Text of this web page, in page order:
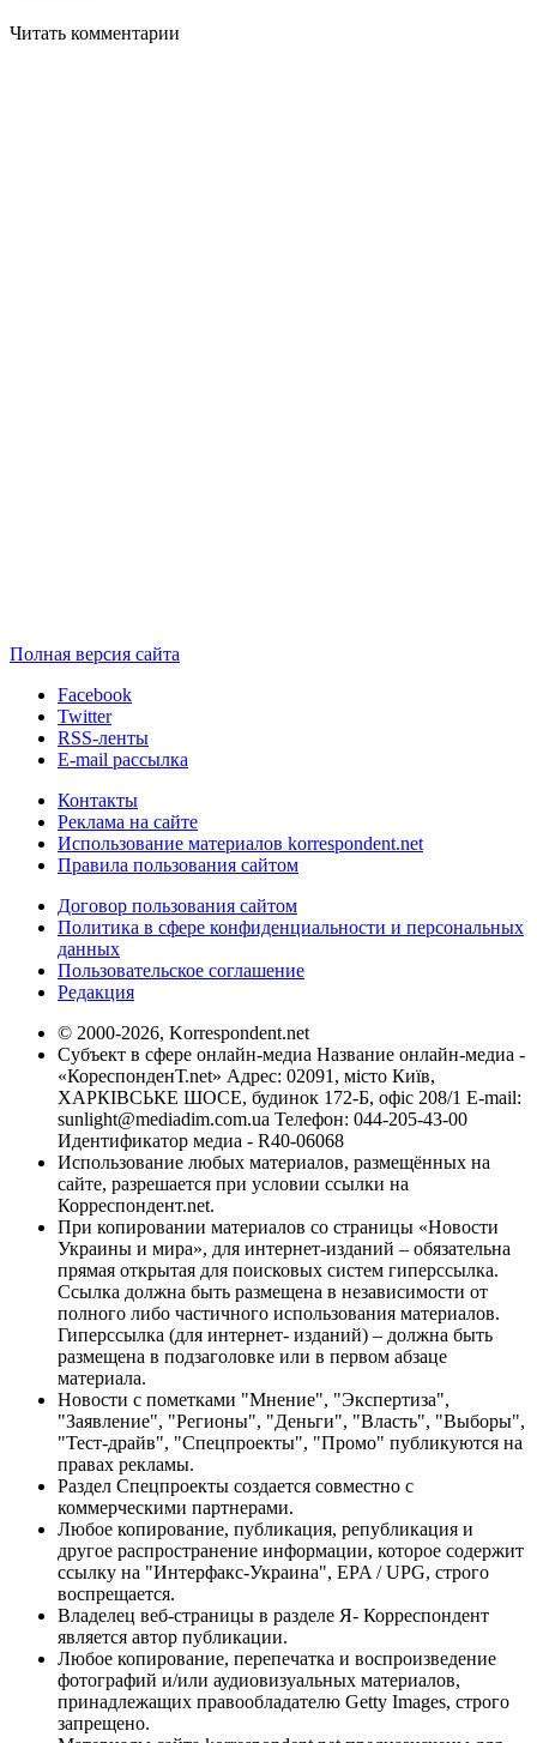
Читать комментарии
Полная версия сайта
Facebook
Twitter
RSS-ленты
E-mail рассылка
Контакты
Реклама на сайте
Использование материалов korrespondent.net
Правила пользования сайтом
Договор пользования сайтом
Политика в сфере конфиденциальности и персональных
данных
Пользовательское соглашение
Редакция
© 2000-2026, Korrespondent.net
Субъект в сфере онлайн-медиа Название онлайн-медиа -
«КореспонденТ.net» Адрес: 02091, місто Київ,
ХАРКІВСЬКЕ ШОСЕ, будинок 172-Б, офіс 208/1 E-mail:
sunlight@mediadim.com.ua Телефон: 044-205-43-00
Идентификатор медиа - R40-06068
Использование любых материалов, размещённых на
сайте, разрешается при условии ссылки на
Корреспондент.net.
При копировании материалов со страницы «Новости
Украины и мира», для интернет-изданий – обязательна
прямая открытая для поисковых систем гиперссылка.
Ссылка должна быть размещена в независимости от
полного либо частичного использования материалов.
Гиперссылка (для интернет- изданий) – должна быть
размещена в подзаголовке или в первом абзаце
материала.
Новости с пометками "Мнение", "Экспертиза",
"Заявление", "Регионы", "Деньги", "Власть", "Выборы",
"Тест-драйв", "Спецпроекты", "Промо" публикуются на
правах рекламы.
Раздел Спецпроекты создается совместно с
коммерческими партнерами.
Любое копирование, публикация, републикация и
другое распространение информации, которое содержит
ссылку на "Интерфакс-Украина", EPA / UPG, строго
воспрещается.
Владелец веб-страницы в разделе Я- Корреспондент
является автор публикации.
Любое копирование, перепечатка и воспроизведение
фотографий и/или аудиовизуальных материалов,
принадлежащих правообладателю Getty Images, строго
запрещено.